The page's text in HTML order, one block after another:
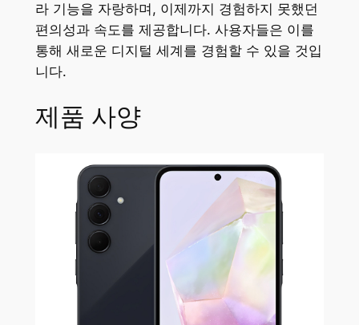
라 기능을 자랑하며, 이제까지 경험하지 못했던
편의성과 속도를 제공합니다. 사용자들은 이를
통해 새로운 디지털 세계를 경험할 수 있을 것입
니다.
제품 사양